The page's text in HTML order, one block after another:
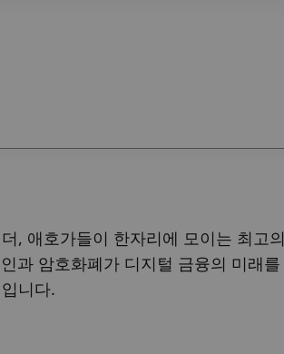
, 애호가들이 한자리에 모이는 최고의
과 암호화폐가 디지털 금융의 미래를
니다.